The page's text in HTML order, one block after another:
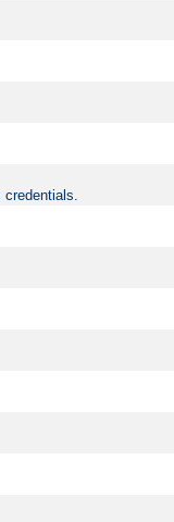
credentials.